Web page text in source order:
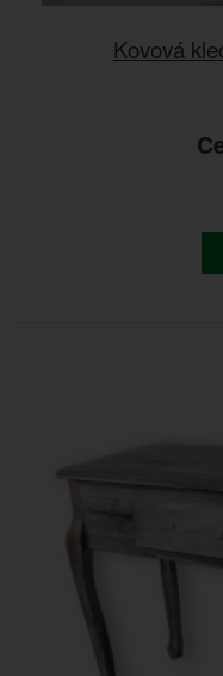
Kovová